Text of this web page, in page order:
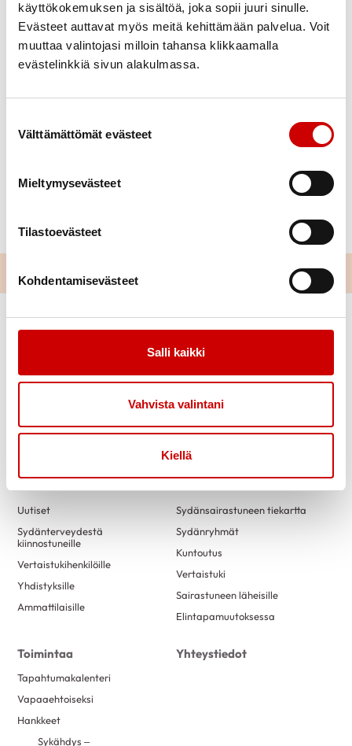
käyttökokemuksen ja sisältöä, joka sopii juuri sinulle.
Evästeet auttavat myös meitä kehittämään palvelua. Voit
muuttaa valintojasi milloin tahansa klikkaamalla
evästelinkkiä sivun alakulmassa.
Välttämättömät evästeet
Mieltymysevästeet
Tilastoevästeet
Kohdentamisevästeet
Salli kaikki
Vahvista valintani
Kiellä
sydänyhdistyksen yhteinen vertaistuellinen ryhmä.
Tiistaina 9.5 klo 14-15 Rovaniemen sydänyhdistyksen
tiloissa vertaistuellinen ryhmä.
ilmoittautumista. Ryhmien vetäjät ovat Sydänliiton
https://sydan.fi/lappi/toimintaa/tapahtumakalenteri/
Uutiset
Sydänterveydestä
kiinnostuneille
Vertaistukihenkilöille
Yhdistyksille
Ammattilaisille
Sydänsairastuneen tiekartta
Sydänryhmät
Kuntoutus
Vertaistuki
Sairastuneen läheisille
Elintapamuutoksessa
Toimintaa
Tapahtumakalenteri
Vapaaehtoiseksi
Hankkeet
Sykähdys –
Yhteystiedot